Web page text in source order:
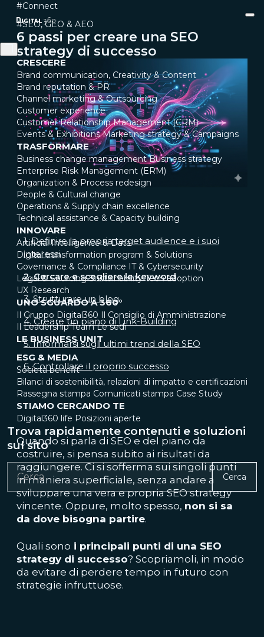
CRESCERE
Brand communication, Creativity & Content
Brand reputation & PR
Channel marketing & Outsourcing
Customer experience
Customer Relationship Management (CRM)
Events & Exhibitions Marketing strategy & Campaigns
TRASFORMARE
Business change management Business strategy
Enterprise Risk Management (ERM)
Organization & Process redesign
People & Cultural change
Operations & Supply chain excellence
Technical assistance & Capacity building
INNOVARE
Artificial Intelligence & Data
Digital transformation program & Solutions
Governance & Compliance IT & Cybersecurity
Legal & Sourcing Sustainability Tech adoption
UX Research
UNO SGUARDO A 360°
Il Gruppo Digital360 Il Consiglio di Amministrazione
Il Leadership Team Le sedi
LE BUSINESS UNIT
ESG & MEDIA
Società benefit
Bilanci di sostenibilità, relazioni di impatto e certificazioni
Rassegna stampa Comunicati stampa Case Study
STIAMO CERCANDO TE
Digital360 life Posizioni aperte
Trova rapidamente contenuti e soluzioni
sul sito
Cerca
#Connect
#SEO, GEO & AEO
6 passi per creare una SEO
strategy di successo
1. Definire la propria target audience e i suoi
interessi
2. Cercare e scegliere le keyword
3. Strutturare un blog
4. Creare un piano di Link-Building
5. Informarsi sugli ultimi trend della SEO
6. Controllare il proprio successo
Quando si parla di SEO e del piano da
costruire, si pensa subito ai risultati da
raggiungere. Ci si sofferma sui singoli punti
in maniera superficiale, senza andare a
sviluppare una vera e propria SEO strategy
vincente. Oppure, molto spesso, non si sa
da dove bisogna partire.
Quali sono i principali punti di una SEO
strategy di successo? Scopriamoli, in modo
da evitare di perdere tempo in futuro con
strategie infruttuose.